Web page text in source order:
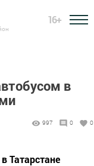
16+
в
997 0 0
Татарстане